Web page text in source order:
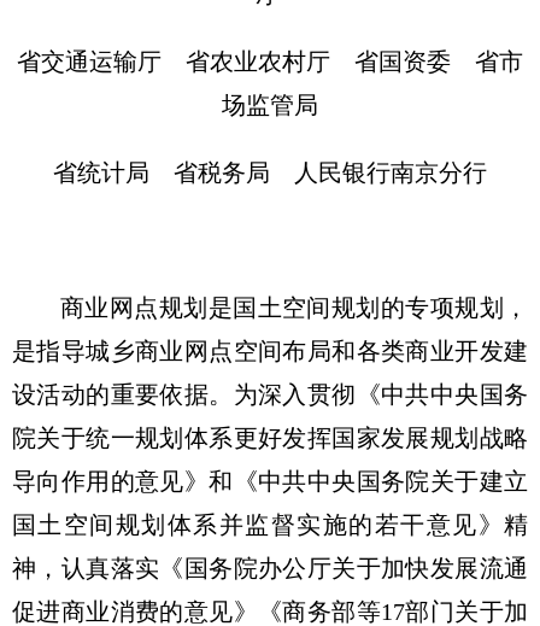
省交通运输厅 省农业农村厅 省国资委 省市
场监管局
省统计局 省税务局 人民银行南京分行
商业网点规划是国土空间规划的专项规划，
是指导城乡商业网点空间布局和各类商业开发建
设活动的重要依据。为深入贯彻《中共中央国务
院关于统一规划体系更好发挥国家发展规划战略
导向作用的意见》和《中共中央国务院关于建立
国土空间规划体系并监督实施的若干意见》精
神，认真落实《国务院办公厅关于加快发展流通
促进商业消费的意见》《商务部等17部门关于加